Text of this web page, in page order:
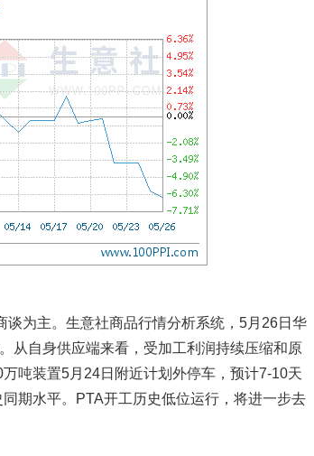
为主。生意社商品行情分析系统，5月26日华
从自身供应端来看，受加工利润持续压缩和原
吨装置5月24日附近计划外停车，预计7-10天
期水平。PTA开工历史低位运行，将进一步去